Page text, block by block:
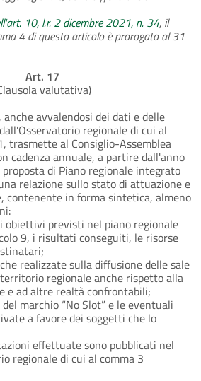
10, l.r. 2 dicembre 2021, n. 34, il
4 di questo articolo è prorogato al 31
Art. 17
valutativa)
avvalendosi dei dati e delle
regionale di cui al
trasmette al Consiglio-Assemblea
cadenza annuale, a partire dall'anno
di Piano regionale integrato
relazione sullo stato di attuazione e
contenente in forma sintetica, almeno
obiettivi previsti nel piano regionale
9, i risultati conseguiti, le risorse
realizzate sulla diffusione delle sale
regionale anche rispetto alla
e ad altre realtà confrontabili;
marchio “No Slot” e le eventuali
a favore dei soggetti che lo
effettuate sono pubblicati nel
regionale di cui al comma 3